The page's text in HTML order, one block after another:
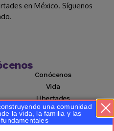
en México. Síguenos
Conócenos
Vida
Libertades
Mi cuenta
Contacto
una comunidad
la vida, la familia y las